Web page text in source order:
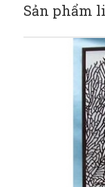
Sản phẩm